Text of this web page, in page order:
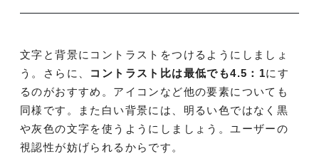
文字と背景にコントラストをつけるようにしましょ
う。さらに、 コントラスト比は最低でも4.5：1にす
るのがおすすめ。アイコンなど他の要素についても
同様です。また白い背景には、明るい色ではなく黒
や灰色の文字を使うようにしましょう。ユーザーの
視認性が妨げられるからです。